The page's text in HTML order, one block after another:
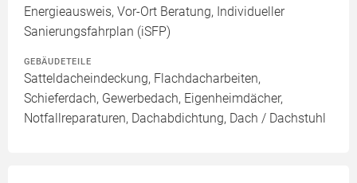
Energieausweis, Vor-Ort Beratung, Individueller
Sanierungsfahrplan (iSFP)
GEBÄUDETEILE
Satteldacheindeckung, Flachdacharbeiten,
Schieferdach, Gewerbedach, Eigenheimdächer,
Notfallreparaturen, Dachabdichtung, Dach / Dachstuhl